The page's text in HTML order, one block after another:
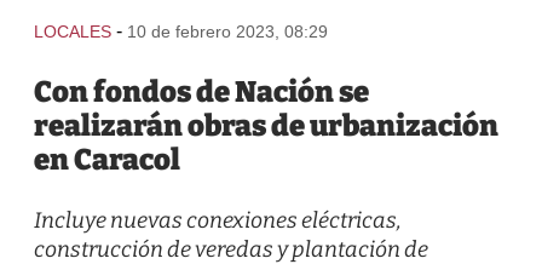
LOCALES - 10 de febrero 2023, 08:29
Con fondos de Nación se
realizarán obras de urbanización
en Caracol
Incluye nuevas conexiones eléctricas,
construcción de veredas y plantación de